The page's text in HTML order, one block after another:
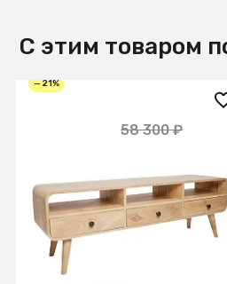
С этим товаром
— 21%
58 300 ₽
ящика